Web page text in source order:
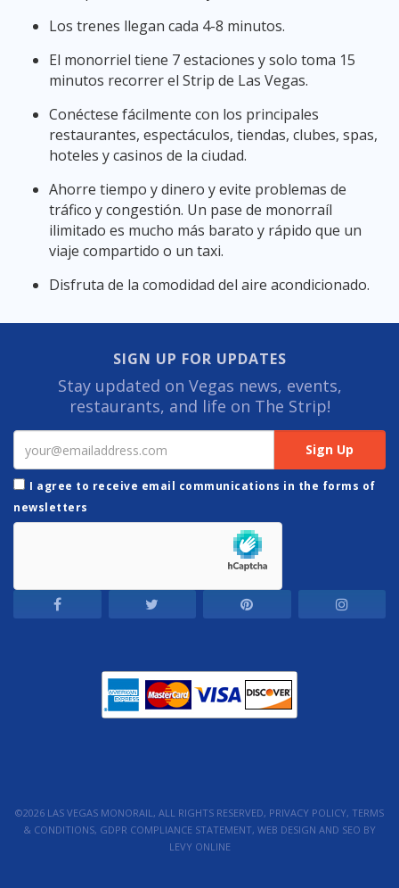
Los trenes llegan cada 4-8 minutos.
El monorriel tiene 7 estaciones y solo toma 15
minutos recorrer el Strip de Las Vegas.
Conéctese fácilmente con los principales
restaurantes, espectáculos, tiendas, clubes, spas,
hoteles y casinos de la ciudad.
Ahorre tiempo y dinero y evite problemas de
tráfico y congestión. Un pase de monorraíl
ilimitado es mucho más barato y rápido que un
viaje compartido o un taxi.
Disfruta de la comodidad del aire acondicionado.
SIGN UP FOR UPDATES
Stay updated on Vegas news, events,
restaurants, and life on The Strip!
I agree to receive email communications in the forms of
newsletters
©2026 LAS VEGAS MONORAIL, ALL RIGHTS RESERVED, PRIVACY POLICY, TERMS
& CONDITIONS, GDPR COMPLIANCE STATEMENT, WEB DESIGN AND SEO BY
LEVY ONLINE